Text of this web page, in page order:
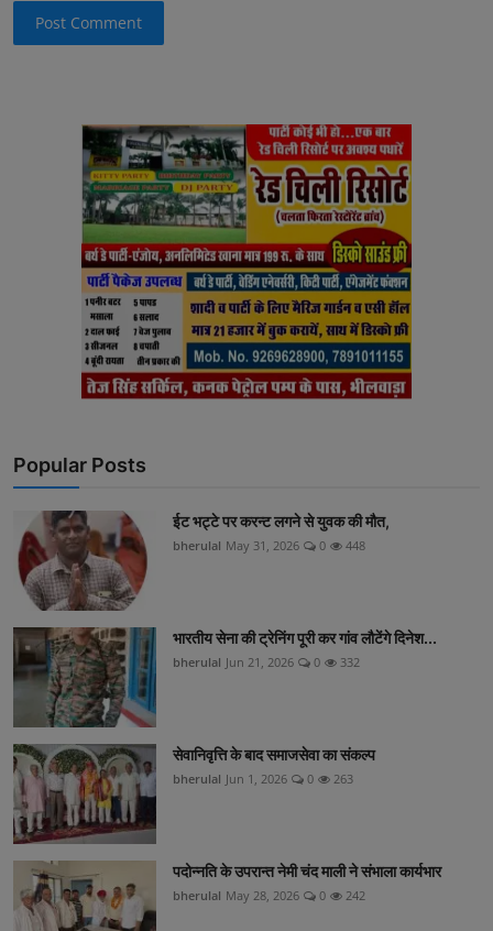
Post Comment
Popular Posts
ईट भट्टे पर करन्ट लगने से युवक की मौत,
bherulal May 31, 2026 0 448
भारतीय सेना की ट्रेनिंग पूरी कर गांव लौटेंगे दिनेश...
bherulal Jun 21, 2026 0 332
सेवानिवृत्ति के बाद समाजसेवा का संकल्प
bherulal Jun 1, 2026 0 263
पदोन्नति के उपरान्त नेमी चंद माली ने संभाला कार्यभार
bherulal May 28, 2026 0 242